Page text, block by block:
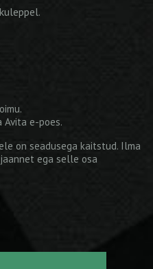
Avita e-poes.
on seadusega kaitstud. Ilma
ega selle osa